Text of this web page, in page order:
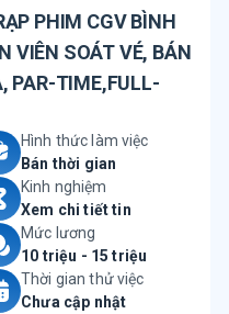
PHIM CGV BÌNH
VIÊN SOÁT VÉ, BÁN
PAR-TIME,FULL-
Hình thức làm việc
Bán thời gian
Kinh nghiệm
Xem chi tiết tin
Mức lương
10 triệu - 15 triệu
Thời gian thử việc
Chưa cập nhật